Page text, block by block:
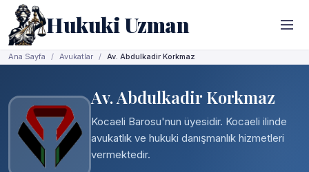
Hukuki Uzman
Ana Sayfa Avukatlar Av. Abdulkadir Korkmaz
Av. Abdulkadir Korkmaz
Kocaeli Barosu'nun üyesidir. Kocaeli ilinde
avukatlık ve hukuki danışmanlık hizmetleri
vermektedir.